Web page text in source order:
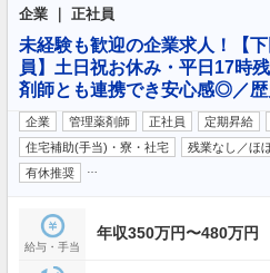
企業 ｜ 正社員
未経験も歓迎の企業求人！【
員】土日祝お休み・平日17時
剤師とも連携でき安心感◎／
企業 管理薬剤師 正社員 定期昇給
住宅補助(手当)・寮・社宅
残業なし／ほ
有休推奨
給与・手当
年収350万円〜480万円